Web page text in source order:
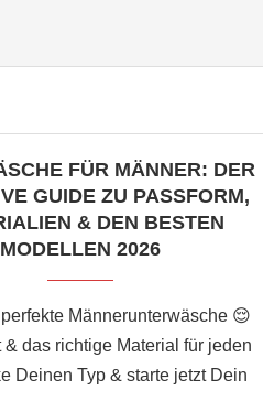
FÜR MÄNNER: DER
GUIDE ZU PASSFORM,
& DEN BESTEN
MODELLEN 2026
Männerunterwäsche 😌
& das richtige Material für jeden
Deinen Typ & starte jetzt Dein